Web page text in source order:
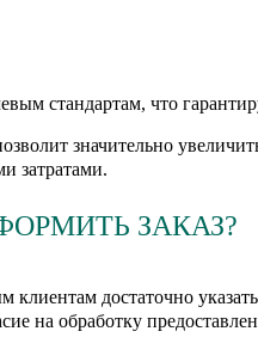
стандартам, что
значительно
затратами.
ЗАКАЗ?
клиентам достаточно
на обработку